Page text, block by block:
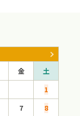
金
土
1
7
8